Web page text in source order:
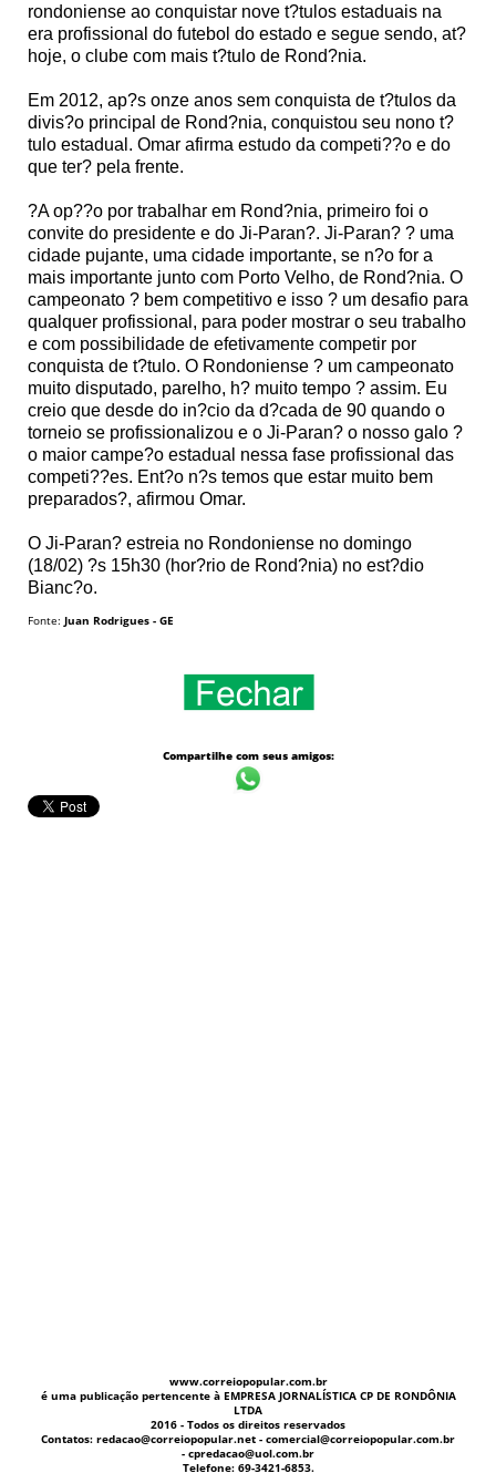
rondoniense ao conquistar nove t?tulos estaduais na
era profissional do futebol do estado e segue sendo, at?
hoje, o clube com mais t?tulo de Rond?nia.
Em 2012, ap?s onze anos sem conquista de t?tulos da
divis?o principal de Rond?nia, conquistou seu nono t?
tulo estadual. Omar afirma estudo da competi??o e do
que ter? pela frente.
?A op??o por trabalhar em Rond?nia, primeiro foi o
convite do presidente e do Ji-Paran?. Ji-Paran? ? uma
cidade pujante, uma cidade importante, se n?o for a
mais importante junto com Porto Velho, de Rond?nia. O
campeonato ? bem competitivo e isso ? um desafio para
qualquer profissional, para poder mostrar o seu trabalho
e com possibilidade de efetivamente competir por
conquista de t?tulo. O Rondoniense ? um campeonato
muito disputado, parelho, h? muito tempo ? assim. Eu
creio que desde do in?cio da d?cada de 90 quando o
torneio se profissionalizou e o Ji-Paran? o nosso galo ?
o maior campe?o estadual nessa fase profissional das
competi??es. Ent?o n?s temos que estar muito bem
preparados?, afirmou Omar.
O Ji-Paran? estreia no Rondoniense no domingo
(18/02) ?s 15h30 (hor?rio de Rond?nia) no est?dio
Bianc?o.
Fonte: Juan Rodrigues - GE
Compartilhe com seus amigos:
www.correiopopular.com.br
é uma publicação pertencente à EMPRESA JORNALÍSTICA CP DE RONDÔNIA
LTDA
2016 - Todos os direitos reservados
Contatos: redacao@correiopopular.net - comercial@correiopopular.com.br
- cpredacao@uol.com.br
Telefone: 69-3421-6853.